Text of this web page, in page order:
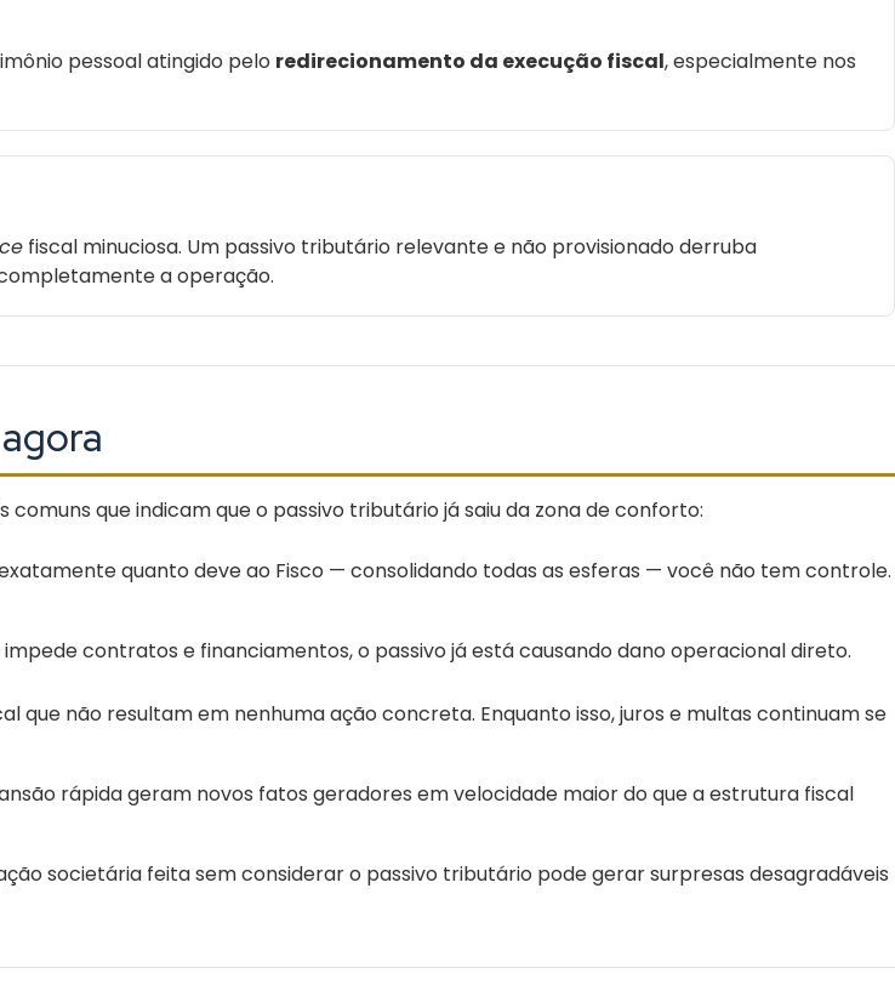
pessoal atingido pelo redirecionamento da execução fiscal, especialmente nos
fiscal minuciosa. Um passivo tributário relevante e não provisionado derruba
a operação.
que indicam que o passivo tributário já saiu da zona de conforto:
quanto deve ao Fisco — consolidando todas as esferas — você não tem controle.
contratos e financiamentos, o passivo já está causando dano operacional direto.
que não resultam em nenhuma ação concreta. Enquanto isso, juros e multas continuam se
rápida geram novos fatos geradores em velocidade maior do que a estrutura fiscal
societária feita sem considerar o passivo tributário pode gerar surpresas desagradáveis